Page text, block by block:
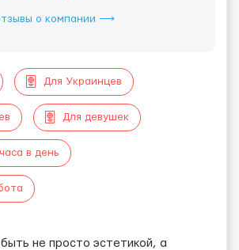
о компании ⟶
Для Украинцев
Для девушек
в день
не просто эстетикой, а